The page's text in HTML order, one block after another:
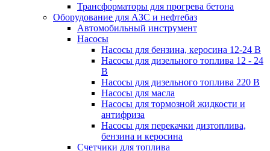
Трансформаторы для прогрева бетона
Оборудование для АЗС и нефтебаз
Автомобильный инструмент
Насосы
Насосы для бензина, керосина 12-24 В
Насосы для дизельного топлива 12 - 24
В
Насосы для дизельного топлива 220 В
Насосы для масла
Насосы для тормозной жидкости и
антифриза
Насосы для перекачки дизтоплива,
бензина и керосина
Счетчики для топлива